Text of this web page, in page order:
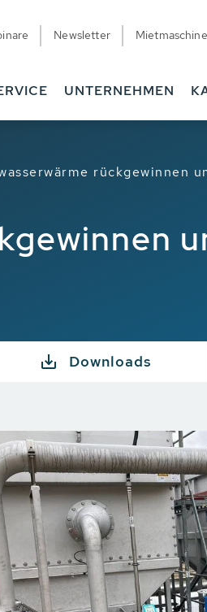
Newsletter
UNTERNEHMEN
rückgewinnen
Downloads